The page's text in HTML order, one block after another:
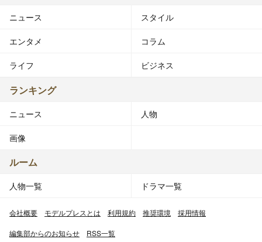
ニュース スタイル
エンタメ コラム
ライフ ビジネス
ランキング
ニュース 人物
画像
ルーム
人物一覧 ドラマ一覧
会社概要 モデルプレスとは 利用規約 推奨環境 採用情報
編集部からのお知らせ RSS一覧